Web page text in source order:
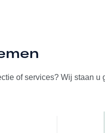
of services? Wij staan u